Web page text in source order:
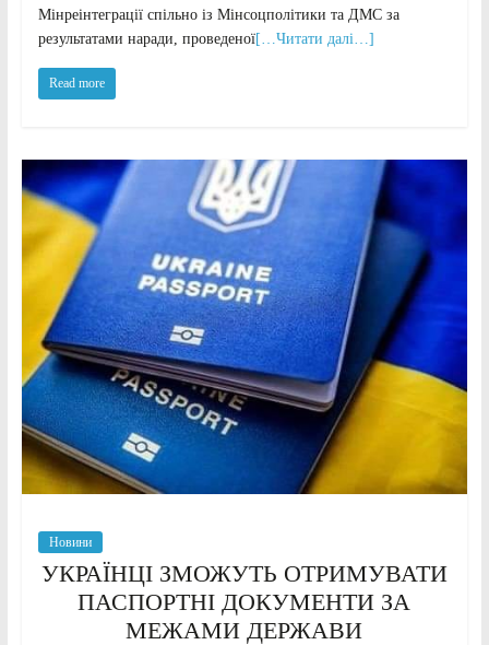
Мінреінтеграції спільно із Мінсоцполітики та ДМС за
результатами наради, проведеної[…Читати далі…]
Read more
Новини
УКРАЇНЦІ ЗМОЖУТЬ ОТРИМУВАТИ
ПАСПОРТНІ ДОКУМЕНТИ ЗА
МЕЖАМИ ДЕРЖАВИ